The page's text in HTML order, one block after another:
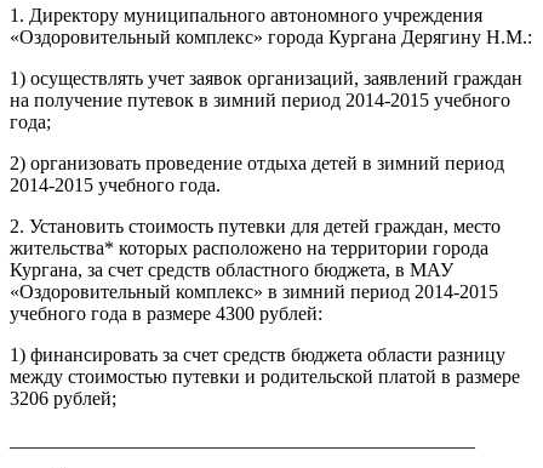
1. Директору муниципального автономного учреждения
«Оздоровительный комплекс» города Кургана Дерягину Н.М.:
1) осуществлять учет заявок организаций, заявлений граждан
на получение путевок в зимний период 2014-2015 учебного
года;
2) организовать проведение отдыха детей в зимний период
2014-2015 учебного года.
2. Установить стоимость путевки для детей граждан, место
жительства* которых расположено на территории города
Кургана, за счет средств областного бюджета, в МАУ
«Оздоровительный комплекс» в зимний период 2014-2015
учебного года в размере 4300 рублей:
1) финансировать за счет средств бюджета области разницу
между стоимостью путевки и родительской платой в размере
3206 рублей;